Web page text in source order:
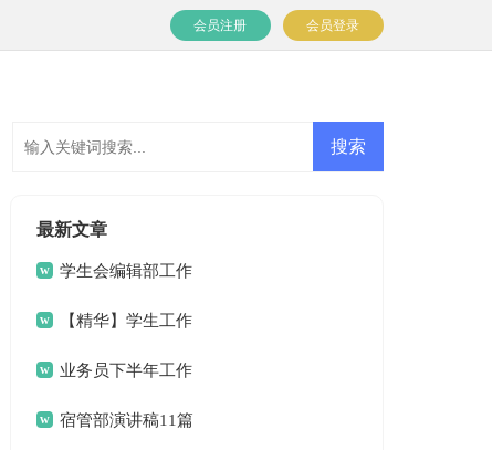
会员登录
会员注册
最新文章
学生会编辑部工作
计划【精华】学生工作
计划3篇
业务员下半年工作
计划10篇
宿管部演讲稿11篇